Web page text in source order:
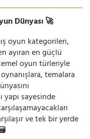
Dünyası 🚀
oyun kategorileri,
ayıran en güçlü
oyun türleriyle
temalara
sayesinde
ve tek bir yerde